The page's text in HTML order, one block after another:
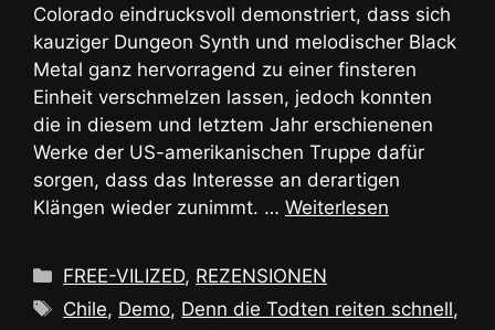
Colorado eindrucksvoll demonstriert, dass sich
kauziger Dungeon Synth und melodischer Black
Metal ganz hervorragend zu einer finsteren
Einheit verschmelzen lassen, jedoch konnten
die in diesem und letztem Jahr erschienenen
Werke der US-amerikanischen Truppe dafür
sorgen, dass das Interesse an derartigen
Klängen wieder zunimmt. … Weiterlesen
Kategorien
FREE-VILIZED, REZENSIONEN
Schlagwörter
Chile, Demo, Denn die Todten reiten schnell,